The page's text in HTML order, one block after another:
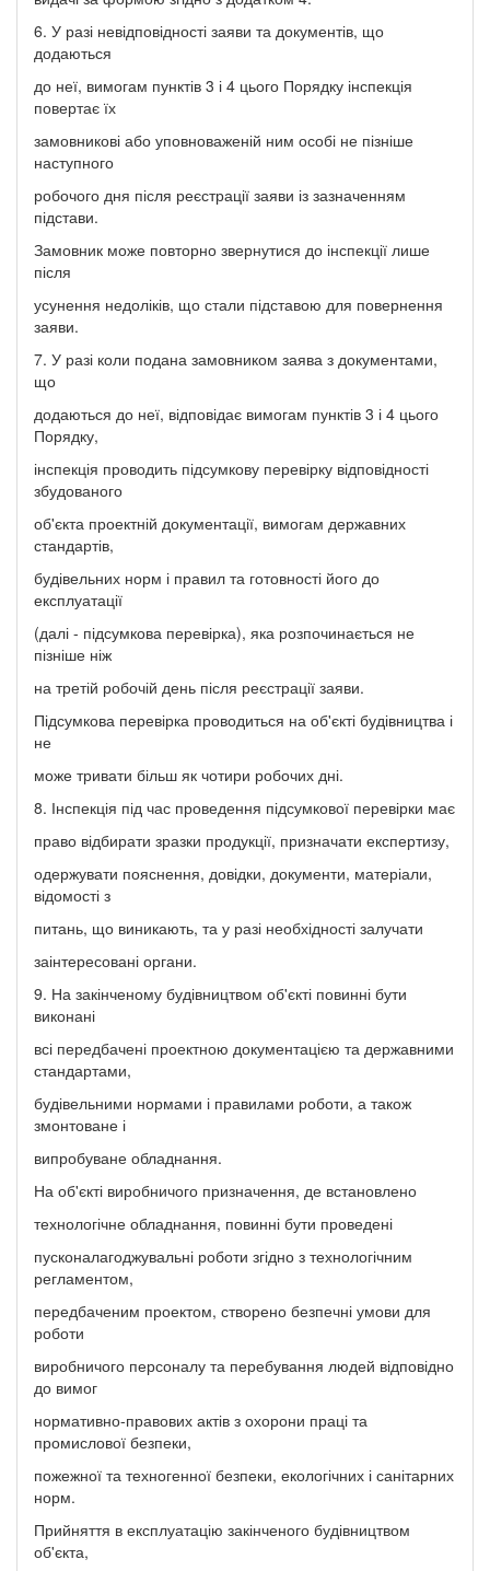
6. У разі невідповідності заяви та документів, що
додаються
до неї, вимогам пунктів 3 і 4 цього Порядку інспекція
повертає їх
замовникові або уповноваженій ним особі не пізніше
наступного
робочого дня після реєстрації заяви із зазначенням
підстави.
Замовник може повторно звернутися до інспекції лише
після
усунення недоліків, що стали підставою для повернення
заяви.
7. У разі коли подана замовником заява з документами,
що
додаються до неї, відповідає вимогам пунктів 3 і 4 цього
Порядку,
інспекція проводить підсумкову перевірку відповідності
збудованого
об'єкта проектній документації, вимогам державних
стандартів,
будівельних норм і правил та готовності його до
експлуатації
(далі - підсумкова перевірка), яка розпочинається не
пізніше ніж
на третій робочій день після реєстрації заяви.
Підсумкова перевірка проводиться на об'єкті будівництва і
не
може тривати більш як чотири робочих дні.
8. Інспекція під час проведення підсумкової перевірки має
право відбирати зразки продукції, призначати експертизу,
одержувати пояснення, довідки, документи, матеріали,
відомості з
питань, що виникають, та у разі необхідності залучати
заінтересовані органи.
9. На закінченому будівництвом об'єкті повинні бути
виконані
всі передбачені проектною документацією та державними
стандартами,
будівельними нормами і правилами роботи, а також
змонтоване і
випробуване обладнання.
На об'єкті виробничого призначення, де встановлено
технологічне обладнання, повинні бути проведені
пусконалагоджувальні роботи згідно з технологічним
регламентом,
передбаченим проектом, створено безпечні умови для
роботи
виробничого персоналу та перебування людей відповідно
до вимог
нормативно-правових актів з охорони праці та
промислової безпеки,
пожежної та техногенної безпеки, екологічних і санітарних
норм.
Прийняття в експлуатацію закінченого будівництвом
об'єкта,